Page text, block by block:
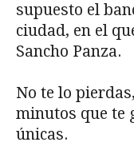
supuesto el
ciudad, en el
Sancho Panza.
No te lo
minutos que te
únicas.